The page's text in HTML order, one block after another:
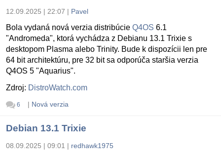
12.09.2025 | 22:07 | Pavel
Bola vydaná nová verzia distribúcie Q4OS 6.1
"Andromeda", ktorá vychádza z Debianu 13.1 Trixie s
desktopom Plasma alebo Trinity. Bude k dispozícii len pre
64 bit architektúru, pre 32 bit sa odporúča staršia verzia
Q4OS 5 "Aquarius".
Zdroj: DistroWatch.com
6 | Nová verzia
Debian 13.1 Trixie
08.09.2025 | 09:01 | redhawk1975